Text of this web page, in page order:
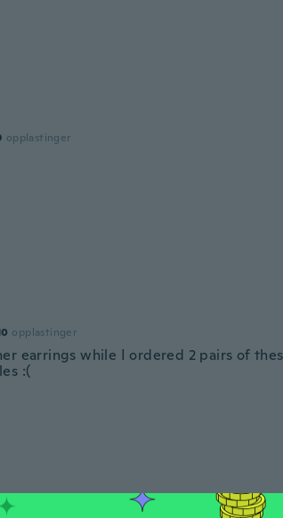
opplastinger
opplastinger
earrings while I ordered 2 pairs of
:(